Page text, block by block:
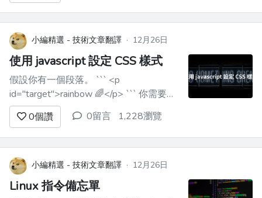
些爭論時，我注意到他們經常關注程式碼
的*什麼*和*如何*......即。程式碼*做什麼
*，以及*如何*做到這一點。但「為什
麼」的概念很少進入討論…即。 *...
小編精選 - 技術文章翻譯 · 12月26日
使用 javascript 設定 CSS 樣式
假設你有一個段落。 ``` <p
id="target">rainbow 🌈</p> ``` 你需要用
JS改變它的顏色。你有什麼選擇？ ## 1.
內聯樣式 最直接的路徑。從 DOM 查詢元
素並變更其內聯樣式。 ```
document.getEl...
0個讚 0留言 1,228瀏覽
小編精選 - 技術文章翻譯 · 12月26日
Linux 指令備忘單